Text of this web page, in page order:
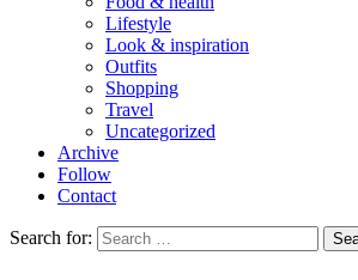
Lifestyle
Look & inspiration
Outfits
Shopping
Travel
Uncategorized
Archive
Follow
Contact
Search for: